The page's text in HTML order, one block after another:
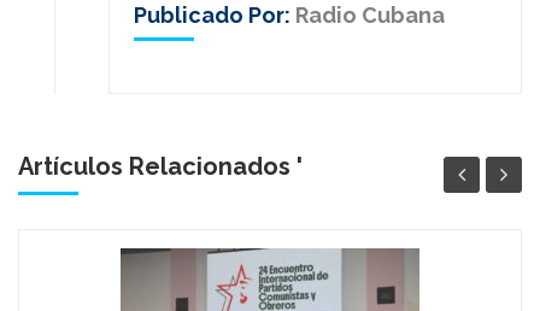
Publicado Por: Radio Cubana
Artículos Relacionados '